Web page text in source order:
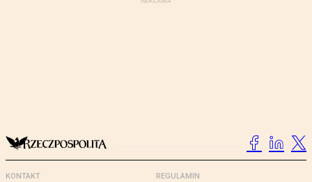
KONTAKT REGULAMIN